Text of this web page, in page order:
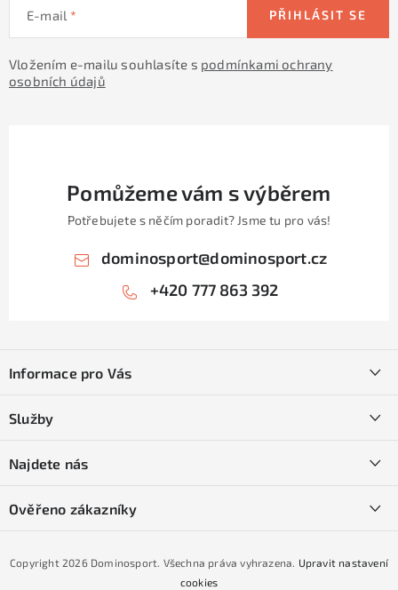
E-mail
Vložením e-mailu souhlasíte s podmínkami ochrany
osobních údajů
PŘIHLÁSIT SE
Pomůžeme vám s výběrem
Potřebujete s něčím poradit? Jsme tu pro vás!
dominosport@dominosport.cz
+420 777 863 392
pInformace pro Vás
Obchodní podmínky
Podmínky GDPR
Podmínky nákupu na splátky ESSOX
Služby
Naše prodejna
Najdete nás
Ověřeno zákazníky
Copyright 2026 Dominosport. Všechna práva vyhrazena. Upravit nastavení
cookies